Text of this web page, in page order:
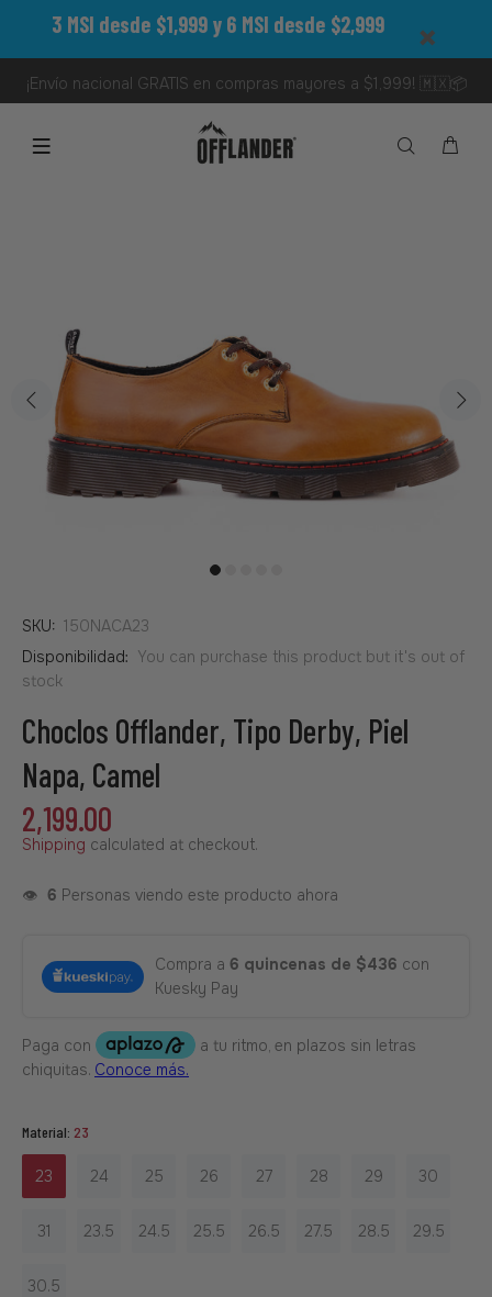
3 MSI desde $1,999 y 6 MSI desde $2,999
¡Envío nacional GRATIS en compras mayores a $1,999! 🇲🇽📦
SKU: 150NACA23
Disponibilidad: You can purchase this product but it's out of
stock
Choclos Offlander, Tipo Derby, Piel
Napa, Camel
2,199.00
Shipping calculated at checkout.
👁️ 6 Personas viendo este producto ahora
Compra a 6 quincenas de $436 con
Kuesky Pay
Material: 23
23 24 25 26 27 28 29 30
31 23.5 24.5 25.5 26.5 27.5 28.5 29.5
30.5